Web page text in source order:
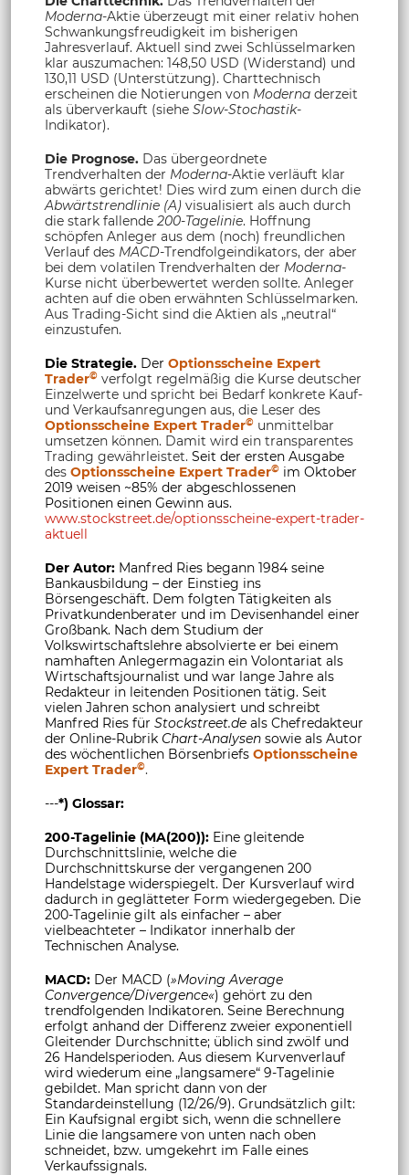
Moderna-Aktie überzeugt mit einer relativ hohen
Schwankungsfreudigkeit im bisherigen
Jahresverlauf. Aktuell sind zwei Schlüsselmarken
klar auszumachen: 148,50 USD (Widerstand) und
130,11 USD (Unterstützung). Charttechnisch
erscheinen die Notierungen von Moderna derzeit
als überverkauft (siehe Slow-Stochastik-
Indikator).
Die Prognose. Das übergeordnete
Trendverhalten der Moderna-Aktie verläuft klar
abwärts gerichtet! Dies wird zum einen durch die
Abwärtstrendlinie (A) visualisiert als auch durch
die stark fallende 200-Tagelinie. Hoffnung
schöpfen Anleger aus dem (noch) freundlichen
Verlauf des MACD-Trendfolgeindikators, der aber
bei dem volatilen Trendverhalten der Moderna-
Kurse nicht überbewertet werden sollte. Anleger
achten auf die oben erwähnten Schlüsselmarken.
Aus Trading-Sicht sind die Aktien als „neutral“
einzustufen.
Die Strategie. Der Optionsscheine Expert
Trader© verfolgt regelmäßig die Kurse deutscher
Einzelwerte und spricht bei Bedarf konkrete Kauf-
und Verkaufsanregungen aus, die Leser des
Optionsscheine Expert Trader© unmittelbar
umsetzen können. Damit wird ein transparentes
Trading gewährleistet. Seit der ersten Ausgabe
des Optionsscheine Expert Trader© im Oktober
2019 weisen ~85% der abgeschlossenen
Positionen einen Gewinn aus.
www.stockstreet.de/optionsscheine-expert-trader-
aktuell
Der Autor: Manfred Ries begann 1984 seine
Bankausbildung – der Einstieg ins
Börsengeschäft. Dem folgten Tätigkeiten als
Privatkundenberater und im Devisenhandel einer
Großbank. Nach dem Studium der
Volkswirtschaftslehre absolvierte er bei einem
namhaften Anlegermagazin ein Volontariat als
Wirtschaftsjournalist und war lange Jahre als
Redakteur in leitenden Positionen tätig. Seit
vielen Jahren schon analysiert und schreibt
Manfred Ries für Stockstreet.de als Chefredakteur
der Online-Rubrik Chart-Analysen sowie als Autor
des wöchentlichen Börsenbriefs Optionsscheine
Expert Trader©.
---*) Glossar:
200-Tagelinie (MA(200)): Eine gleitende
Durchschnittslinie, welche die
Durchschnittskurse der vergangenen 200
Handelstage widerspiegelt. Der Kursverlauf wird
dadurch in geglätteter Form wiedergegeben. Die
200-Tagelinie gilt als einfacher – aber
vielbeachteter – Indikator innerhalb der
Technischen Analyse.
MACD: Der MACD (»Moving Average
Convergence/Divergence«) gehört zu den
trendfolgenden Indikatoren. Seine Berechnung
erfolgt anhand der Differenz zweier exponentiell
Gleitender Durchschnitte; üblich sind zwölf und
26 Handelsperioden. Aus diesem Kurvenverlauf
wird wiederum eine „langsamere“ 9-Tagelinie
gebildet. Man spricht dann von der
Standardeinstellung (12/26/9). Grundsätzlich gilt:
Ein Kaufsignal ergibt sich, wenn die schnellere
Linie die langsamere von unten nach oben
schneidet, bzw. umgekehrt im Falle eines
Verkaufssignals.